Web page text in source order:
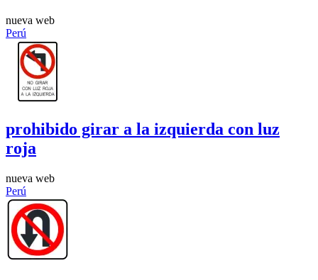
nueva web
Perú
prohibido girar a la izquierda con luz
roja
nueva web
Perú